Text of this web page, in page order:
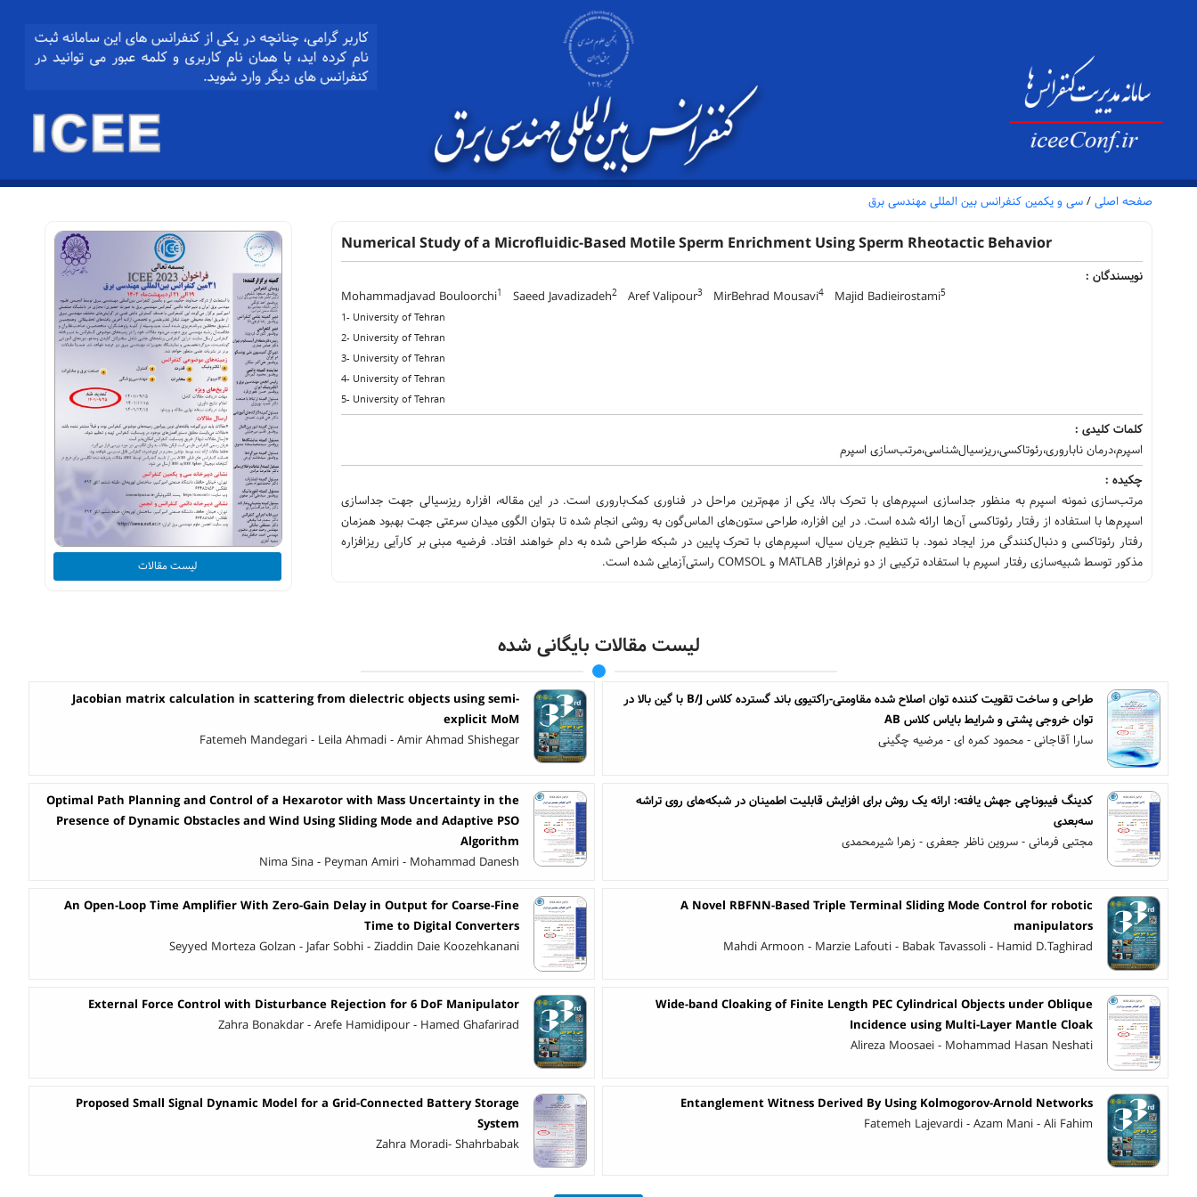
صفحه اصلی / سی و یکمین کنفرانس بین المللی مهندسی برق
Numerical Study of a Microfluidic-Based Motile Sperm Enrichment Using Sperm Rheotactic Behavior
نویسندگان :
Mohammadjavad Bouloorchi1 Saeed Javadizadeh2 Aref Valipour3 MirBehrad Mousavi4 Majid Badieirostami5
1- University of Tehran
2- University of Tehran
3- University of Tehran
4- University of Tehran
5- University of Tehran
کلمات کلیدی :
اسپرم،درمان ناباروری،رئوتاکسی،ریزسیال‌شناسی،مرتب‌سازی اسپرم
چکیده :
مرتب‌سازی نمونه اسپرم به منظور جداسازی اسپرم‌های با تحرک بالا، یکی از مهم‌ترین مراحل در فناوری کمک‌باروری است. در این مقاله، افزاره ریزسیالی جهت جداسازی
اسپرم‌ها با استفاده از رفتار رئوتاکسی آن‌ها ارائه شده است. در این افزاره، طراحی ستون‌های الماس‌گون به روشی انجام شده تا بتوان الگوی میدان سرعتی جهت بهبود همزمان
رفتار رئوتاکسی و دنبال‌کنندگی مرز ایجاد نمود. با تنظیم جریان سیال، اسپرم‌های با تحرک پایین در شبکه طراحی شده به دام خواهند افتاد. فرضیه مبنی بر کارآیی ریزافزاره
مذکور توسط شبیه‌سازی رفتار اسپرم با استفاده ترکیبی از دو نرم‌افزار MATLAB و COMSOL راستی‌آزمایی شده است.
لیست مقالات
لیست مقالات بایگانی شده
طراحی و ساخت تقویت کننده توان اصلاح شده مقاومتی-راکتیوی باند گسترده کلاس B/J با گین بالا در
توان خروجی پشتی و شرایط بایاس کلاس AB
سارا آقاجانی - محمود کمره ای - مرضیه چگینی
Jacobian matrix calculation in scattering from dielectric objects using semi-
explicit MoM
Fatemeh Mandegari - Leila Ahmadi - Amir Ahmad Shishegar
کدینگ فیبوناچی جهش یافته: ارائه یک روش برای افزایش قابلیت اطمینان در شبکه‌های روی تراشه
سه‌بعدی
مجتبی فرمانی - سروین ناظر جعفری - زهرا شیرمحمدی
Optimal Path Planning and Control of a Hexarotor with Mass Uncertainty in the
Presence of Dynamic Obstacles and Wind Using Sliding Mode and Adaptive PSO
Algorithm
Nima Sina - Peyman Amiri - Mohammad Danesh
A Novel RBFNN-Based Triple Terminal Sliding Mode Control for robotic
manipulators
Mahdi Armoon - Marzie Lafouti - Babak Tavassoli - Hamid D.Taghirad
An Open-Loop Time Amplifier With Zero-Gain Delay in Output for Coarse-Fine
Time to Digital Converters
Seyyed Morteza Golzan - Jafar Sobhi - Ziaddin Daie Koozehkanani
Wide-band Cloaking of Finite Length PEC Cylindrical Objects under Oblique
Incidence using Multi-Layer Mantle Cloak
Alireza Moosaei - Mohammad Hasan Neshati
External Force Control with Disturbance Rejection for 6 DoF Manipulator
Zahra Bonakdar - Arefe Hamidipour - Hamed Ghafarirad
Entanglement Witness Derived By Using Kolmogorov-Arnold Networks
Fatemeh Lajevardi - Azam Mani - Ali Fahim
Proposed Small Signal Dynamic Model for a Grid-Connected Battery Storage
System
Zahra Moradi- Shahrbabak